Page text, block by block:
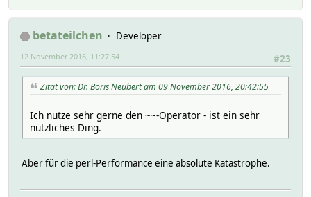
betateilchen
Developer
#23
12 November 2016, 11:27:54
Zitat von: Dr. Boris Neubert am 09 November 2016, 20:42:55
Ich nutze sehr gerne den ~~-Operator - ist ein sehr
nützliches Ding.
Aber für die perl-Performance eine absolute Katastrophe.